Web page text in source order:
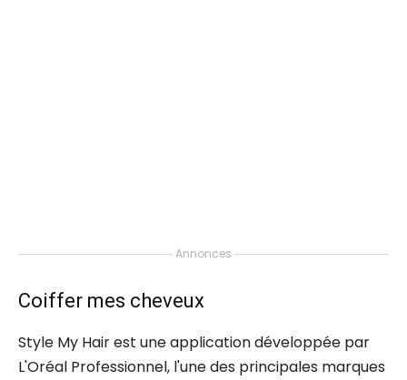
Annonces
Coiffer mes cheveux
Style My Hair est une application développée par
L'Oréal Professionnel, l'une des principales marques